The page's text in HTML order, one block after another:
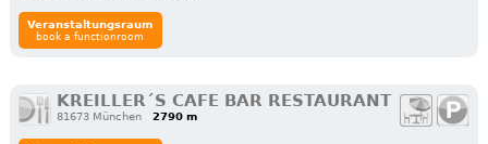
Veranstaltungsraum
book a functionroom
KREILLER´S CAFE BAR RESTAURANT
81673 München 2790 m